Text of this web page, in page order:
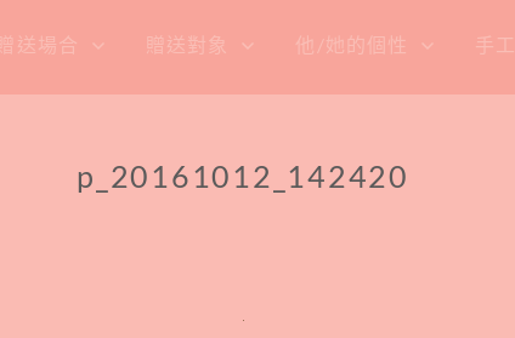
送場合 贈送對象 他/她的個性 手
p_20161012_142420